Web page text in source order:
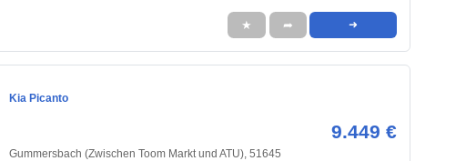
★ ➦ ➜
Kia Picanto
9.449 €
Gummersbach (Zwischen Toom Markt und ATU), 51645